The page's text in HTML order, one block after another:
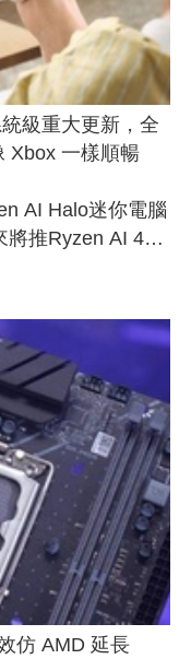
級重大更新，全
Xbox 一樣順暢
AI Halo迷你電腦
推Ryzen AI 400
應升級版
仿 AMD 延長